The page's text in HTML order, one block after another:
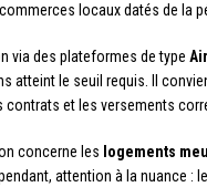
locaux datés de la
via des plateformes de type
atteint le seuil requis. Il
et les versements
concerne les logements
attention à la nuance